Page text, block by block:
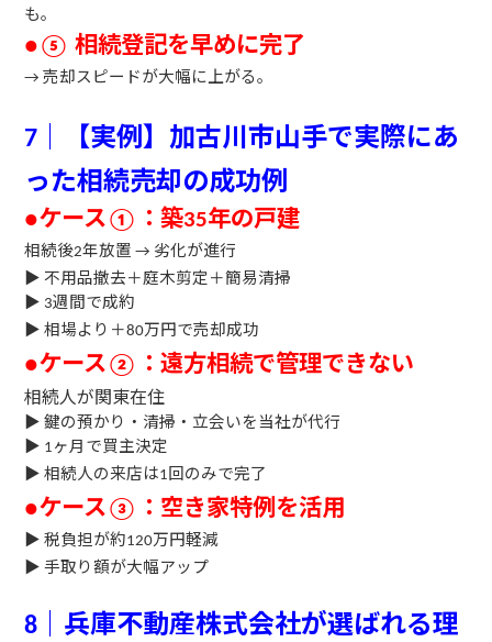
も。
●⑤相続登記を早めに完了
→売却スピードが大幅に上がる。
7 ｜【実例】加古川市山手で実際にあ
った相続売却の成功例
●ケース① ：築35年の戸建
相続後2年放置 → 劣化が進行
▶不用品撤去＋庭木剪定＋簡易清掃
▶ 3週間で成約
▶相場より＋80万円で売却成功
●ケース② ：遠方相続で管理できない
相続人が関東在住
▶鍵の預かり・清掃・立会いを当社が代行
▶ 1 ヶ月で買主決定
▶相続人の来店は1回のみで完了
●ケース③ ：空き家特例を活用
▶税負担が約120万円軽減
▶手取り額が大幅アップ
8 ｜兵庫不動産株式会社が選ばれる理